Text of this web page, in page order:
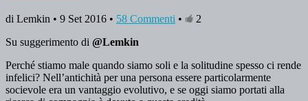
di Lemkin • 9 Set 2016 • 58 Commenti •
2
Su suggerimento di @Lemkin
Perché stiamo male quando siamo soli e la solitudine spesso ci rende
infelici? Nell’antichità per una persona essere particolarmente
socievole era un vantaggio evolutivo, e se oggi siamo portati alla